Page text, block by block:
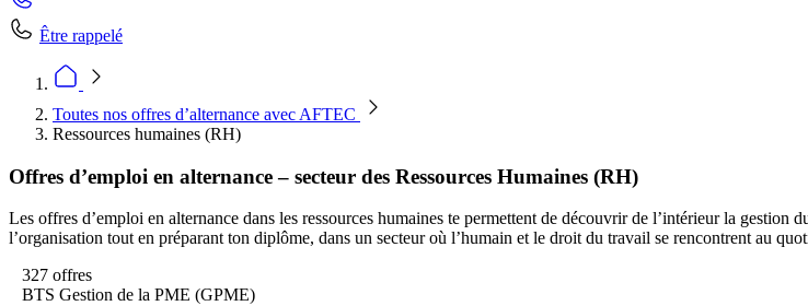
Être rappelé
Toutes nos offres d’alternance avec AFTEC
Ressources humaines (RH)
Offres d’emploi en alternance – secteur des Ressources Humaines (RH)
Les offres d’emploi en alternance dans les ressources humaines te permettent de découvrir de l’intérieur la
l’organisation tout en préparant ton diplôme, dans un secteur où l’humain et le droit du travail se rencontrent au
327 offres
BTS Gestion de la PME (GPME)